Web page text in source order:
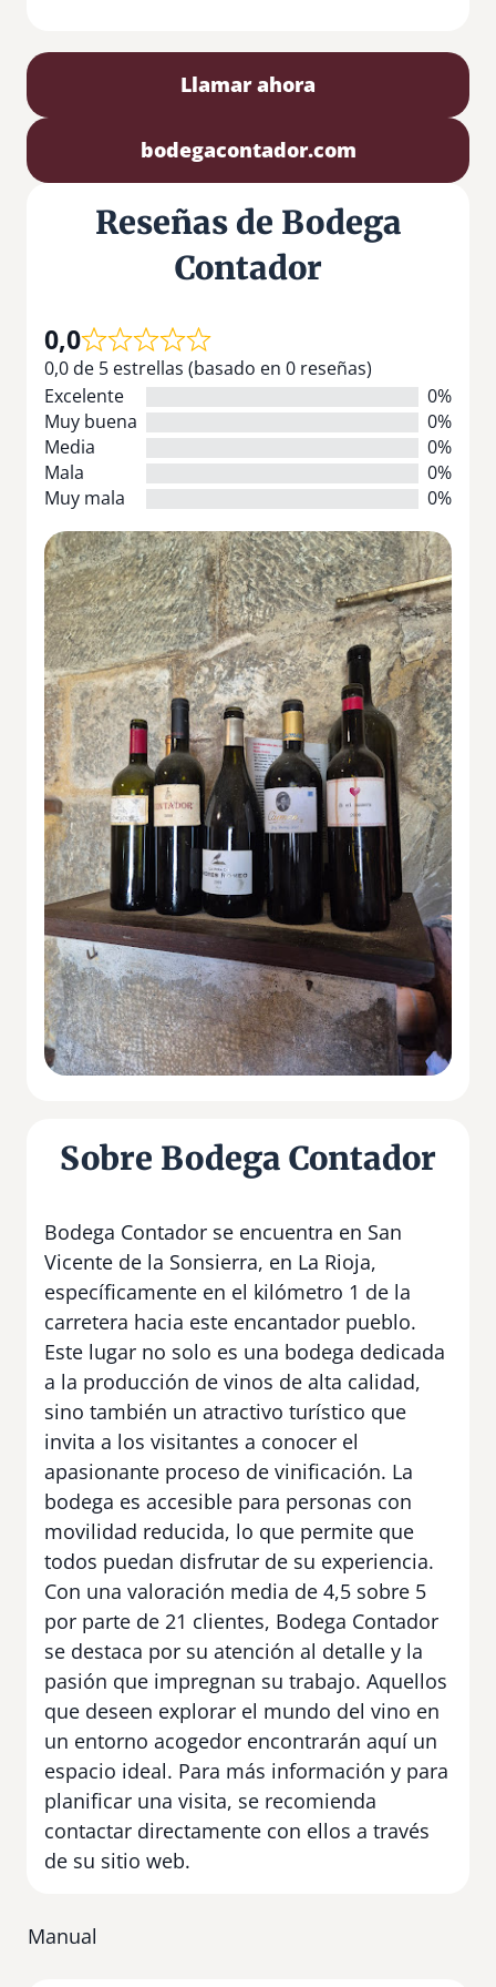
Llamar ahora
bodegacontador.com
Reseñas de Bodega
Contador
0,0
0,0 de 5 estrellas (basado en 0 reseñas)
Excelente
0%
Muy buena
0%
Media
0%
Mala
0%
Muy mala
0%
Sobre Bodega Contador
Bodega Contador se encuentra en San
Vicente de la Sonsierra, en La Rioja,
específicamente en el kilómetro 1 de la
carretera hacia este encantador pueblo.
Este lugar no solo es una bodega dedicada
a la producción de vinos de alta calidad,
sino también un atractivo turístico que
invita a los visitantes a conocer el
apasionante proceso de vinificación. La
bodega es accesible para personas con
movilidad reducida, lo que permite que
todos puedan disfrutar de su experiencia.
Con una valoración media de 4,5 sobre 5
por parte de 21 clientes, Bodega Contador
se destaca por su atención al detalle y la
pasión que impregnan su trabajo. Aquellos
que deseen explorar el mundo del vino en
un entorno acogedor encontrarán aquí un
espacio ideal. Para más información y para
planificar una visita, se recomienda
contactar directamente con ellos a través
de su sitio web.
Manual